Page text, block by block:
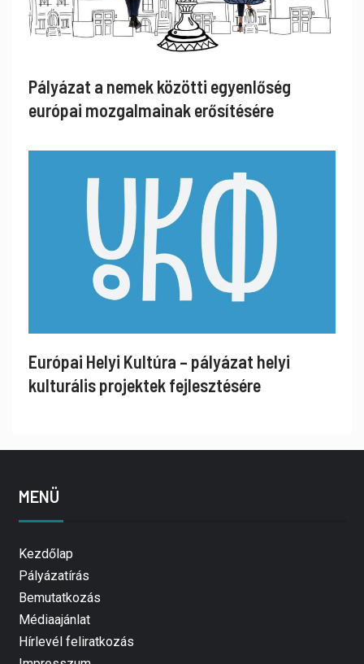
Pályázat a nemek közötti egyenlőség
európai mozgalmainak erősítésére
Európai Helyi Kultúra – pályázat helyi
kulturális projektek fejlesztésére
MENÜ
Kezdőlap
Pályázatírás
Bemutatkozás
Médiaajánlat
Hírlevél feliratkozás